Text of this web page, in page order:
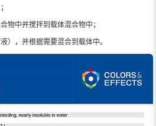
物中并搅拌到载体混合物中；
），并根据需要混合到载体中。